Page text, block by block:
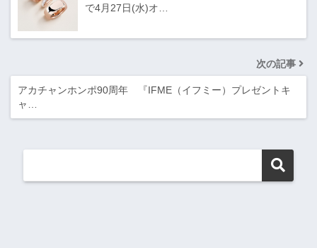
で4月27日(水)オ…
次の記事
アカチャンホンポ90周年 『IFME（イフミー）プレゼントキ
ャ…